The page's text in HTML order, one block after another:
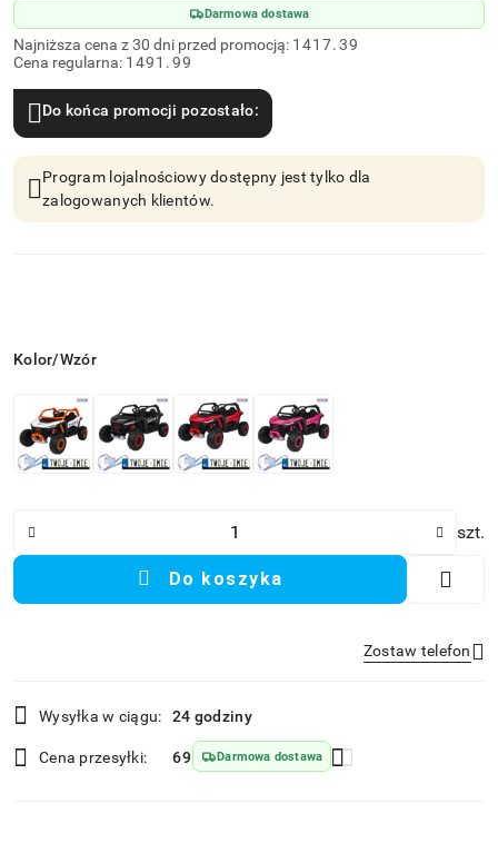
Darmowa dostawa
Najniższa cena z 30 dni przed promocją: 1417.39
Cena regularna: 1491.99
Do końca promocji pozostało:
Program lojalnościowy dostępny jest tylko dla
zalogowanych klientów.
Wariant
Kolor/Wzór
szt.
Do koszyka
Zostaw telefon
Wyślij
i
dostawa
Wysyłka w ciągu: 24 godziny
Cena przesyłki: 69 Darmowa dostawa